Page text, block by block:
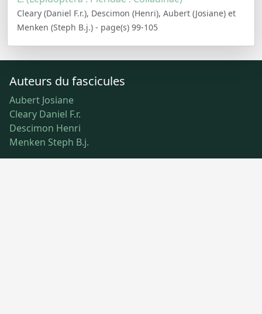
Cleary (Daniel F.r.), Descimon (Henri), Aubert (Josiane) et
Menken (Steph B.j.) - page(s) 99-105
Auteurs du fascicules
Aubert Josiane
Cleary Daniel F.r.
Descimon Henri
Menken Steph B.j.